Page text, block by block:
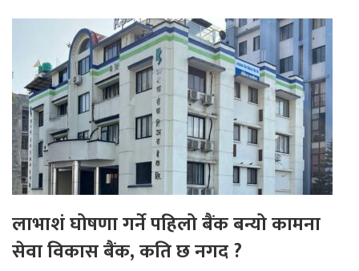
लाभाशं घोषणा गर्ने पहिलो बैंक बन्यो कामना
सेवा विकास बैंक, कति छ नगद ?